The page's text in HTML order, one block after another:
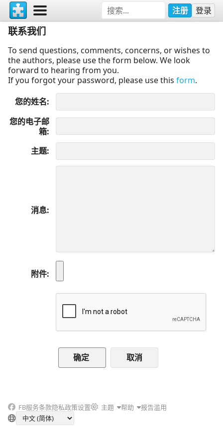
注册 登录
联系我们
To send questions, comments, concerns, or wishes to
the authors, please use the form below. We look
forward to hearing from you.
If you forgot your password, please use this form.
您的姓名
您的电子邮
箱
主题
消息
附件
取消
FB服务条款隐私政策设置 主题 帮助 报告滥用